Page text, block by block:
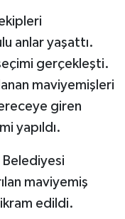
anlar yaşattı.
gerçekleşti.
maviyemişleri
giren
yapıldı.
Belediyesi
maviyemiş
edildi.